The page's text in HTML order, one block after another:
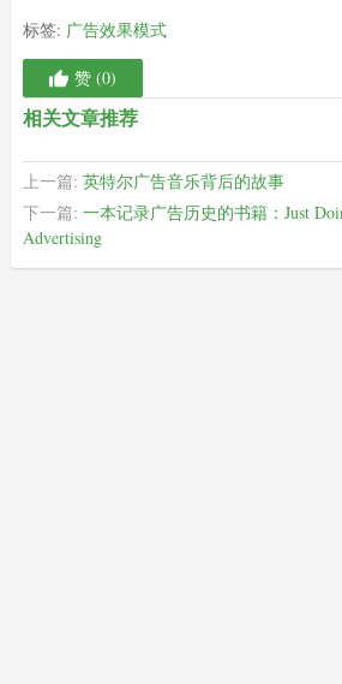
标签: 广告效果模式
赞 (0)
相关文章推荐
上一篇: 英特尔广告音乐背后的故事
下一篇: 一本记录广告历史的书籍：Just
Advertising